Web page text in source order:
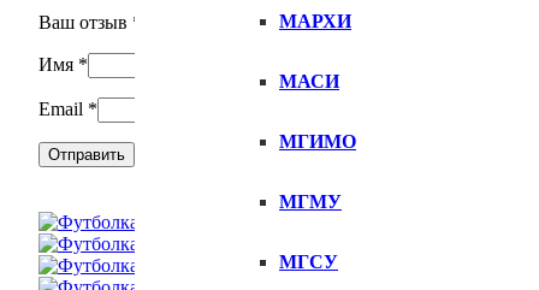
МАРХИ
МАСИ
МГИМО
МГМУ
МГСУ
Ваш отзыв *
Имя *
Email *